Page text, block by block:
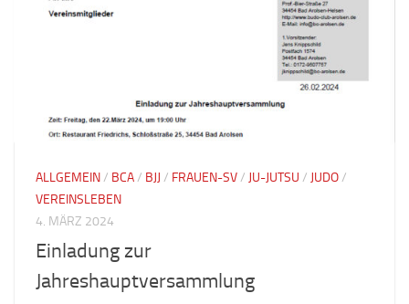
ALLGEMEIN/ BCA/ BJJ / FRAUEN-SV/ JU-JUTSU / JUDO/
VEREINSLEBEN
4. MÄRZ 2024
Einladung zur
Jahreshauptversammlung